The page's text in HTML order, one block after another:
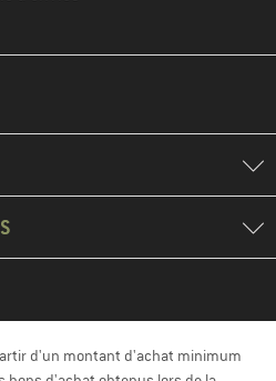
d'un montant d'achat minimum